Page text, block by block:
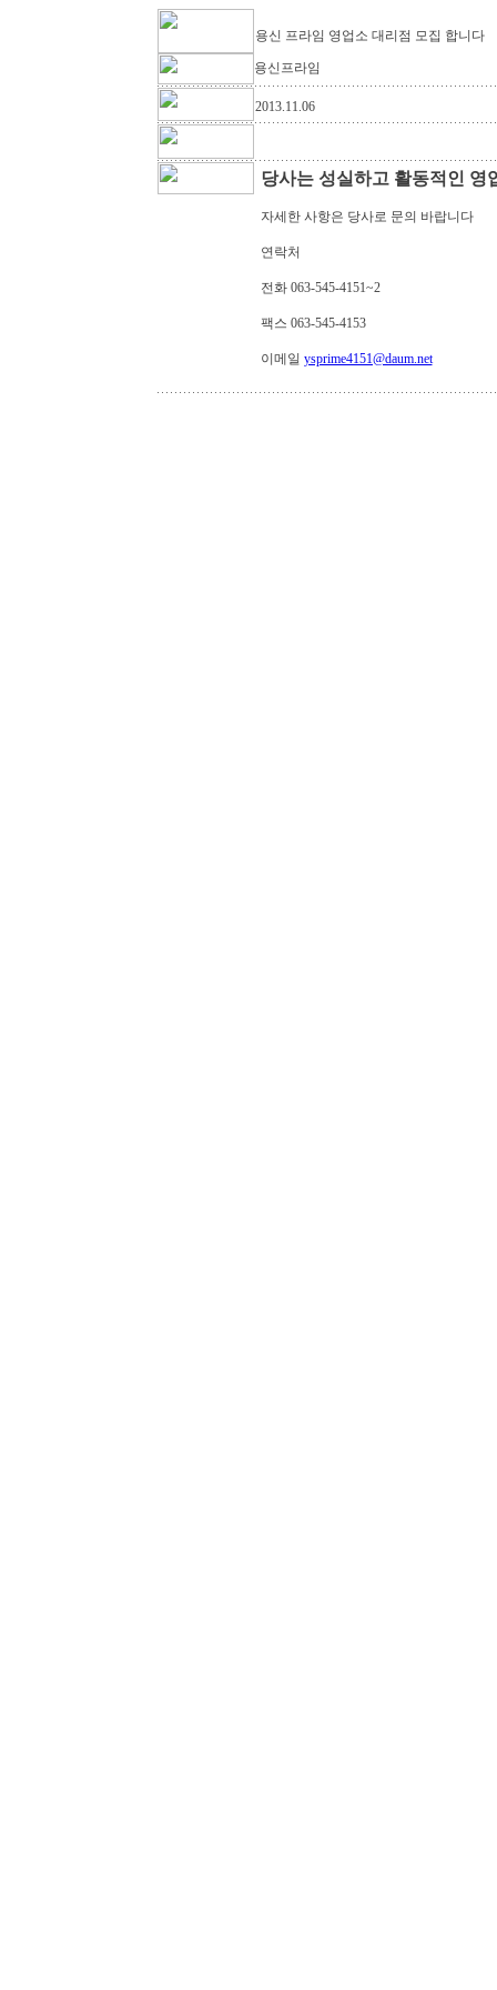
용신 프라임 영업소 대리점 모집 합니다
용신프라임
2013.11.06
당사는 성실하고 활동적인 영
자세한 사항은 당사로 문의 바랍니다
연락처
전화 063-545-4151~2
팩스 063-545-4153
이메일 ysprime4151@daum.net